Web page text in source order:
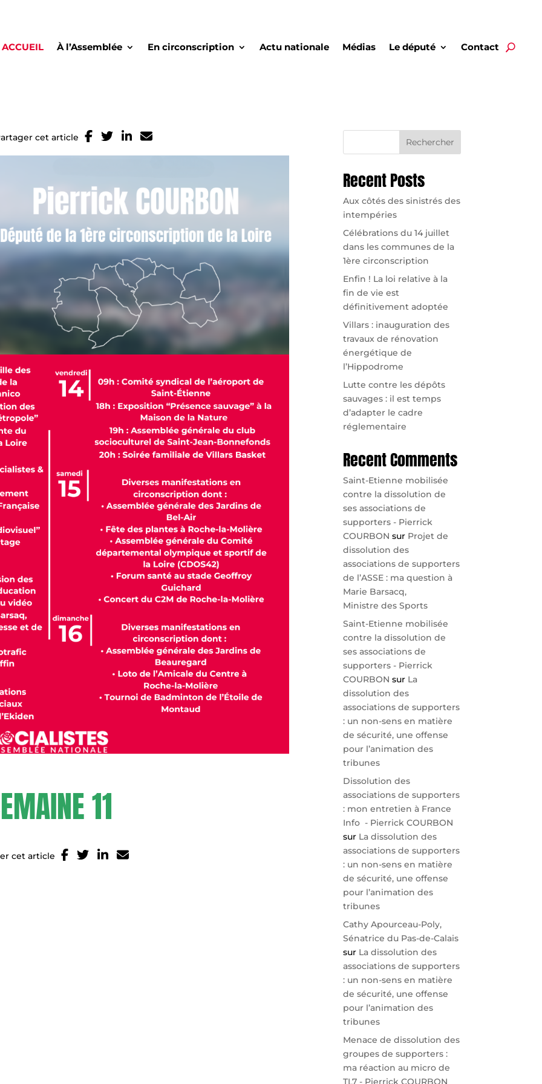
ACCUEIL À l’Assemblée En circonscription Actu nationale Médias Le député Contact
cet article
11
cet article
Rechercher
Recent Posts
Aux côtés des sinistrés des
intempéries
Célébrations du 14 juillet
dans les communes de la
1ère circonscription
Enfin ! La loi relative à la
fin de vie est
définitivement adoptée
Villars : inauguration des
travaux de rénovation
énergétique de
l’Hippodrome
Lutte contre les dépôts
sauvages : il est temps
d’adapter le cadre
réglementaire
Recent Comments
Saint-Etienne mobilisée
contre la dissolution de
ses associations de
supporters - Pierrick
COURBON sur Projet de
dissolution des
associations de supporters
de l’ASSE : ma question à
Marie Barsacq,
Ministre des Sports
Saint-Etienne mobilisée
contre la dissolution de
ses associations de
supporters - Pierrick
COURBON sur La
dissolution des
associations de supporters
: un non-sens en matière
de sécurité, une offense
pour l’animation des
tribunes
Dissolution des
associations de supporters
: mon entretien à France
Info - Pierrick COURBON
sur La dissolution des
associations de supporters
: un non-sens en matière
de sécurité, une offense
pour l’animation des
tribunes
Cathy Apourceau-Poly,
Sénatrice du Pas-de-Calais
sur La dissolution des
associations de supporters
: un non-sens en matière
de sécurité, une offense
pour l’animation des
tribunes
Menace de dissolution des
groupes de supporters :
ma réaction au micro de
TL7 - Pierrick COURBON